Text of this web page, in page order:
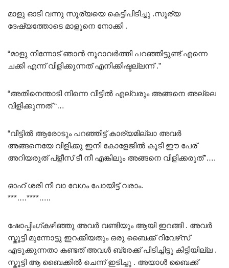
മാളു ഓടി വന്നു സൂര്യയെ കെട്ടിപിടിച്ചു .സൂര്യ
ദേഷ്യത്തോടെ മാളൂനെ നോക്കി .
“മാളു നിന്നോട് ഞാൻ നൂറാവർത്തി പറഞ്ഞിട്ടുണ്ട് എന്നെ
ചക്കി എന്ന് വിളിക്കുന്നത് എനിക്കിഷ്ടല്ലന്ന് .”
“അതിനെന്താടി നിന്നെ വീട്ടിൽ എല്വരും അങ്ങനെ അല്ലെ
വിളിക്കുന്നത് “…
“വീട്ടിൽ ആരോടും പറഞ്ഞിട്ട് കാര്യമില്ലാ അവർ
അങ്ങനെയേ വിളിക്കു ഇനി കോളേജിൽ കൂടി ഈ പേര്
അറിയരുത് പ്ളീസ് ടീ നീ എങ്കിലും അങ്ങനെ വിളിക്കരുത്”….
ഓഹ് ശരി നീ വാ വേഗം പോയിട്ട് വരാം.
***….****…..
ഷോപ്പിംഗ്കഴിഞ്ഞു അവർ വണ്ടിയും ആയി ഇറങ്ങി . അവർ
സ്കൂട്ടി മുന്നോട്ടു ഇറക്കിയതും ഒരു ബൈക്ക് റിവേഴ്‌സ്
എടുക്കുന്നതാ കണ്ടത് അവൾ ബ്രേക്ക് പിടിച്ചിട്ടു കിട്ടിയില്ല .
സ്കൂട്ടി ആ ബൈക്കിൽ ചെന്ന് ഇടിച്ചു . അയാൾ ബൈക്ക്